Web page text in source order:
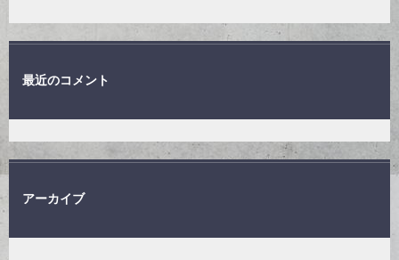
最近のコメント
アーカイブ